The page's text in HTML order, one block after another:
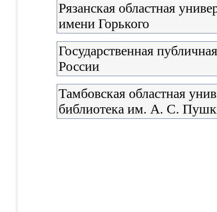
Рязанская областная
имени Горького
Государственная
России
Тамбовская областная
библиотека им. А. С.